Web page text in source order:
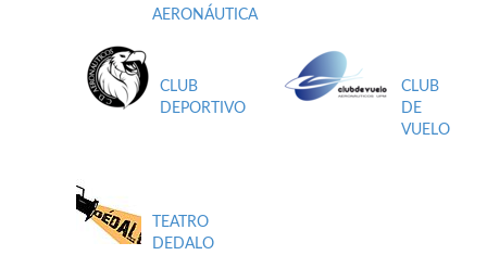
AERONÁUTICA
CLUB
DEPORTIVO
CLUB
DE
VUELO
TEATRO
DEDALO